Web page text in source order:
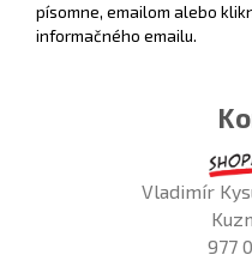
písomne, emailom alebo
informačného emailu.
Vladimír
977